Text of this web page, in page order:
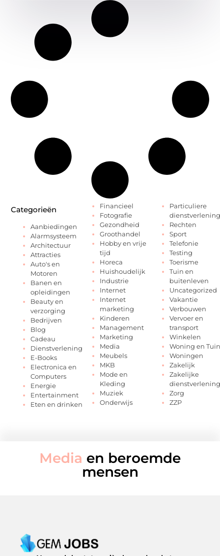
Categorieën
Aanbiedingen
Alarmsysteem
Architectuur
Attracties
Auto's en
Motoren
Banen en
opleidingen
Beauty en
verzorging
Bedrijven
Blog
Cadeau
Dienstverlening
E-Books
Electronica en
Computers
Energie
Entertainment
Eten en drinken
Financieel
Fotografie
Gezondheid
Groothandel
Hobby en vrije
tijd
Horeca
Huishoudelijk
Industrie
Internet
Internet
marketing
Kinderen
Management
Marketing
Media
Meubels
MKB
Mode en
Kleding
Muziek
Onderwijs
Particuliere
dienstverlening
Rechten
Sport
Telefonie
Testing
Toerisme
Tuin en
buitenleven
Uncategorized
Vakantie
Verbouwen
Vervoer en
transport
Winkelen
Woning en Tuin
Woningen
Zakelijk
Zakelijke
dienstverlening
Zorg
ZZP
Media en beroemde
mensen